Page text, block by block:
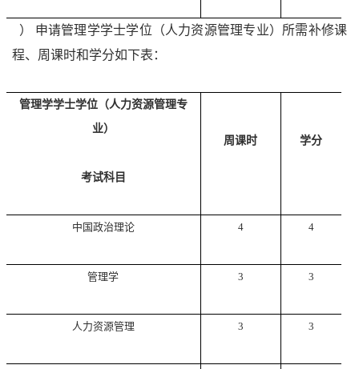
）
申请管理学学士学位（人力资源管理专业）所需补修课
程、周课时和学分如下表：
管理学学士学位（人力资源管理专
业）
考试科目
周课时 学分
中国政治理论 4 4
管理学 3 3
人力资源管理 3 3